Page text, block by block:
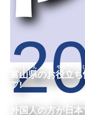
富山県
とやまけん
のお役立
やくだ
ち
プ!
外国人の方が日本